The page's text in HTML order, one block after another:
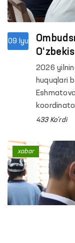
09 Iyu
2026
huquqlari
433 Ko'rdi
xabar